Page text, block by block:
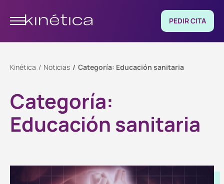
PEDIR CITA
Kinética Noticias Categoría: Educación sanitaria
Categoría:
Educación sanitaria